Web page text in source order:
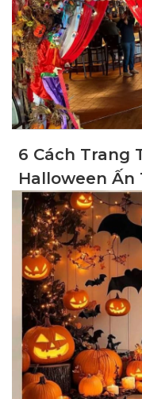
6 Cách Trang
Halloween
Hàng